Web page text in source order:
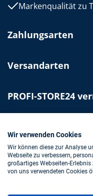
Markenqualität zu
Zahlungsarten
Versandarten
PROFI-STORE24
* Alle Preise inkl.
Wir verwenden Cookies
Wir können diese zur Analyse
Webseite zu verbessern,
großartiges Webseiten-
von uns verwendeten Cookies